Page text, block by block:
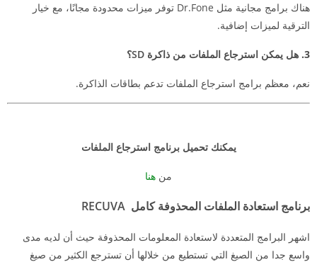
هناك برامج مجانية مثل Dr.Fone توفر ميزات محدودة مجانًا، مع خيار
الترقية لميزات إضافية.
3. هل يمكن استرجاع الملفات من ذاكرة SD؟
نعم، معظم برامج استرجاع الملفات تدعم بطاقات الذاكرة.
يمكنك تحميل برنامج استرجاع الملفات
من هنا
برنامج استعادة الملفات المحذوفة كامل RECUVA
اشهر البرامج المتعددة لاستعادة المعلومات المحذوفة حيث أن لديه مدى
واسع جدا من الصيغ التي تستطيع من خلالها أن تسترجع الكثير من صيغ